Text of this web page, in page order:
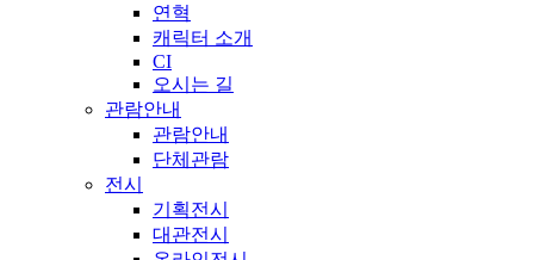
연혁
캐릭터 소개
CI
오시는 길
관람안내
관람안내
단체관람
전시
기획전시
대관전시